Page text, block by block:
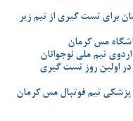
برای تست گیری از تیم زیر
مس کرمان
تیم ملی نوجوانان
اولین روز تست گیری
پزشکی تیم فوتبال مس کرمان